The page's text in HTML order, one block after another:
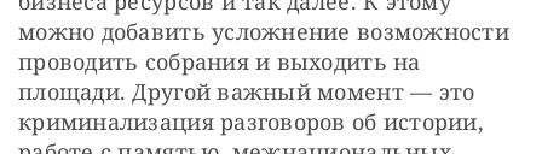
можно добавить усложнение возможности
проводить собрания и выходить на
площади. Другой важный момент — это
криминализация разговоров об истории,